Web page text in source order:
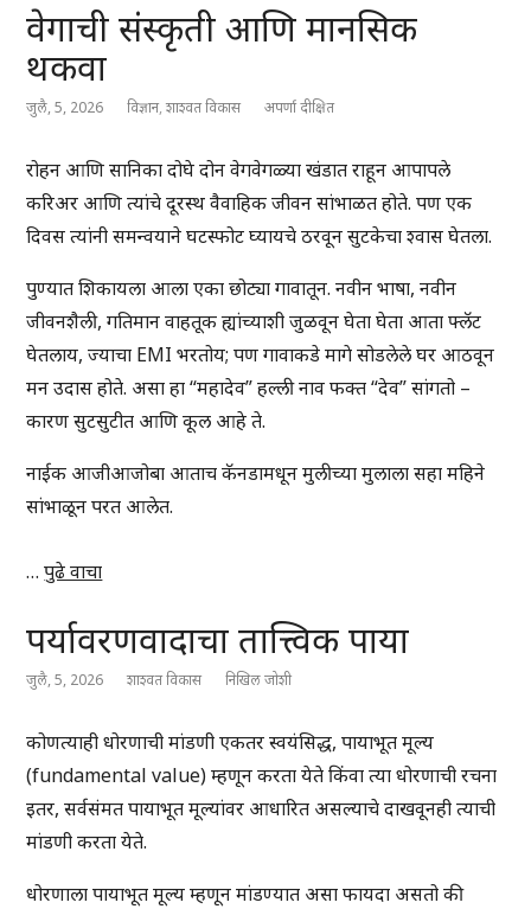
वेगाची संस्कृती आणि मानसिक
थकवा
जुलै, 5, 2026 विज्ञान,शाश्वत विकास अपर्णा दीक्षित
रोहन आणि सानिका दोघे दोन वेगवेगळ्या खंडात राहून आपापले
करिअर आणि त्यांचे दूरस्थ वैवाहिक जीवन सांभाळत होते. पण एक
दिवस त्यांनी समन्वयाने घटस्फोट घ्यायचे ठरवून सुटकेचा श्वास घेतला.
पुण्यात शिकायला आला एका छोट्या गावातून. नवीन भाषा, नवीन
जीवनशैली, गतिमान वाहतूक ह्यांच्याशी जुळवून घेता घेता आता फ्लॅट
घेतलाय, ज्याचा EMI भरतोय; पण गावाकडे मागे सोडलेले घर आठवून
मन उदास होते. असा हा “महादेव” हल्ली नाव फक्त “देव” सांगतो –
कारण सुटसुटीत आणि कूल आहे ते.
नाईक आजीआजोबा आताच कॅनडामधून मुलीच्या मुलाला सहा महिने
सांभाळून परत आलेत.
…पुढे वाचा
पर्यावरणवादाचा तात्त्विक पाया
जुलै, 5, 2026 शाश्वत विकास निखिल जोशी
कोणत्याही धोरणाची मांडणी एकतर स्वयंसिद्ध, पायाभूत मूल्य
(fundamental value) म्हणून करता येते किंवा त्या धोरणाची रचना
इतर, सर्वसंमत पायाभूत मूल्यांवर आधारित असल्याचे दाखवूनही त्याची
मांडणी करता येते.
धोरणाला पायाभूत मूल्य म्हणून मांडण्यात असा फायदा असतो की